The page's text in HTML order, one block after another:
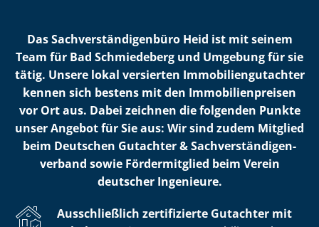
Das Sach­ver­stän­di­gen­bü­ro Heid ist mit seinem
Team für Bad Schmiedeberg und Umgebung für sie
tätig. Unsere lokal versierten Im­mo­bi­li­en­gut­ach­ter
kennen sich bestens mit den Im­mo­bi­li­en­prei­sen
vor Ort aus. Dabei zeichnen die folgenden Punkte
unser Angebot für Sie aus: Wir sind zudem Mitglied
beim Deutschen Gutachter & Sach­ver­stän­di­gen­
ver­band sowie Fördermitglied beim Verein
deutscher Ingenieure.
Ausschließlich zertifizierte Gutachter mit